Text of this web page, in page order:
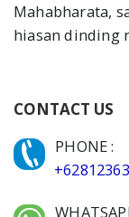
Mahabharata,
hiasan dinding
CONTACT US
PHONE :